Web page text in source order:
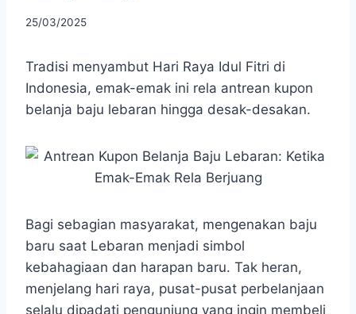
By
25/03/2025
Tradisi menyambut Hari Raya Idul Fitri di
Indonesia, emak-emak ini rela antrean kupon
belanja baju lebaran hingga desak-desakan.
Bagi sebagian masyarakat, mengenakan baju
baru saat Lebaran menjadi simbol
kebahagiaan dan harapan baru. Tak heran,
menjelang hari raya, pusat-pusat perbelanjaan
selalu dipadati pengunjung yang ingin membeli